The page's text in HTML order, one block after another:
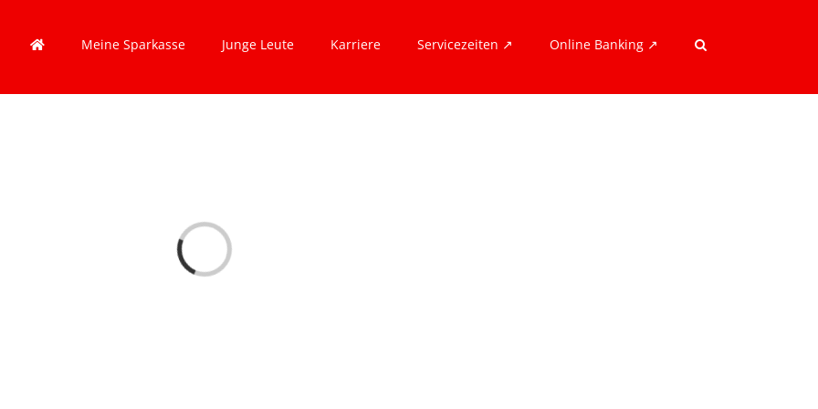
Meine Sparkasse Junge Leute Karriere Servicezeiten ↗︎ Online Banking ↗︎
Lade...